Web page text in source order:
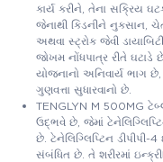
કાર્ય કરીને, તેના સક્રિય
જેનાથી કિડનીને નુકસાન,
અથવા સ્ટ્રોક જેવી
જોખમ નોંધપાત્ર રીતે
યોજનાનો અનિવાર્ય ભાગ
ગુણવત્તા સુધારવાનો છે.
TENGLYN M 500MG
ઉદ્ભવે છે, જેમાં
છે. ટેનેલિગ્લિપ્ટિન ડીપીપી-
સંબંધિત છે. તે શરીરમાં